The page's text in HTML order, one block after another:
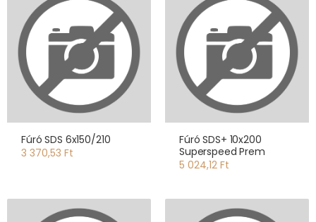
Fúró SDS 6x150/210
3 370,53 Ft
Fúró SDS+ 10x200
Superspeed Prem
5 024,12 Ft